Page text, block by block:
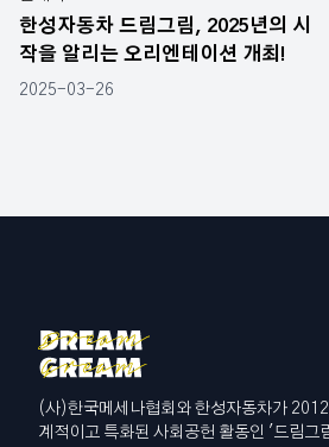
한성자동차 드림그림, 2025년의 시
작을 알리는 오리엔테이션 개최!
2025-03-26
(사)한국메세나협회와 한성자동차가 2012
계적이고 특화된 사회공헌 활동인 '드림그